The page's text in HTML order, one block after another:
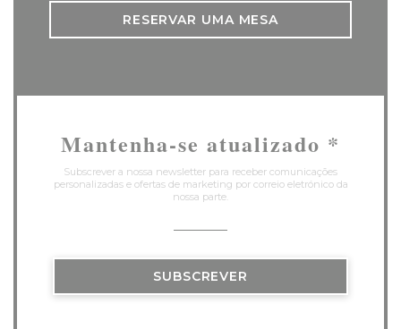
RESERVAR UMA MESA
Mantenha-se atualizado *
Subscrever a nossa newsletter para receber comunicações
personalizadas e ofertas de marketing por correio eletrónico da
nossa parte.
SUBSCREVER